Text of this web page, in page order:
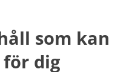
som kan
dig